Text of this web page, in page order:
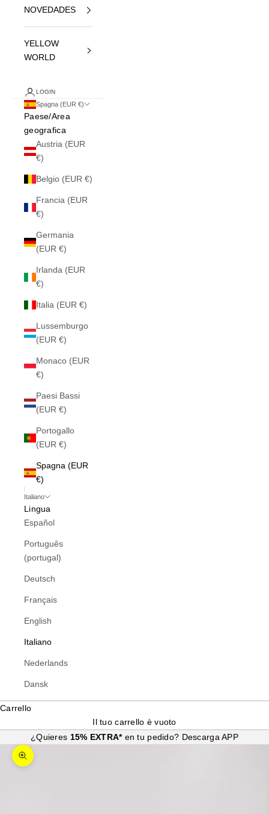
NOVEDADES
YELLOW
WORLD
LOGIN
Spagna (EUR €)
Paese/Area
geografica
Austria (EUR
€)
Belgio (EUR €)
Francia (EUR
€)
Germania
(EUR €)
Irlanda (EUR
€)
Italia (EUR €)
Lussemburgo
(EUR €)
Monaco (EUR
€)
Paesi Bassi
(EUR €)
Portogallo
(EUR €)
Spagna (EUR
€)
Italiano
Lingua
Español
Português
(portugal)
Deutsch
Français
English
Italiano
Nederlands
Dansk
Carrello
Il tuo carrello è vuoto
¿Quieres 15% EXTRA* en tu pedido? Descarga APP
Ingrandisci immagine